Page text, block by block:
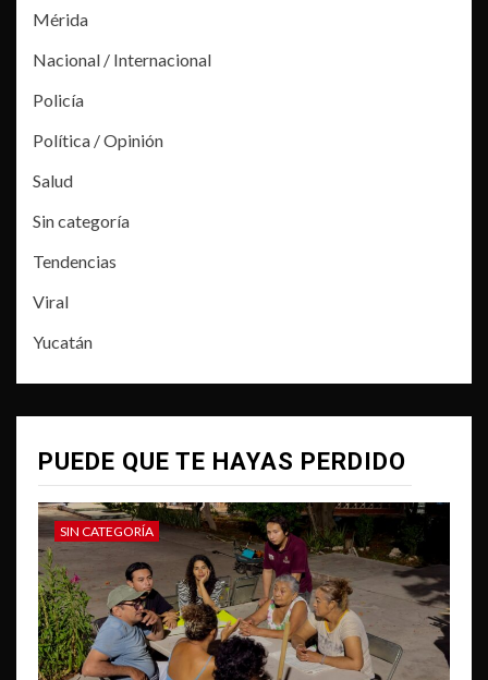
Mérida
Nacional / Internacional
Policía
Política / Opinión
Salud
Sin categoría
Tendencias
Viral
Yucatán
PUEDE QUE TE HAYAS PERDIDO
SIN CATEGORÍA